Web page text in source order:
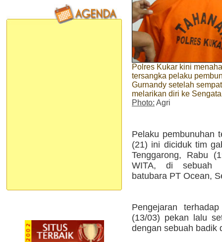
Polres Kukar kini
tersangka pelaku
Gurnandy setelah sempat
melarikan diri ke Sengata
Photo: Agri
Pelaku pembunuhan
(21) ini diciduk tim
Tenggarong, Rabu
WITA, di sebuah
batubara PT Ocean,
Pengejaran
(13/03) pekan lalu
dengan sebuah badik